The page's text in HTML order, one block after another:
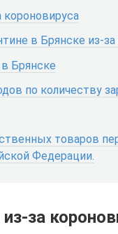
короновируса
в Брянске из-
Брянске
по количеству
товаров
Федерации.
за